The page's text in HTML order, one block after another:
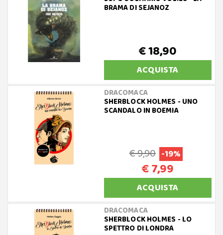
BRAMA DI SEJANOZ
€ 18,90
ACQUISTA
DRACOMACA
SHERBLOCK HOLMES - UNO
SCANDALO IN BOEMIA
€ 9,90 -19%
€ 7,99
ACQUISTA
DRACOMACA
SHERBLOCK HOLMES - LO
SPETTRO DI LONDRA